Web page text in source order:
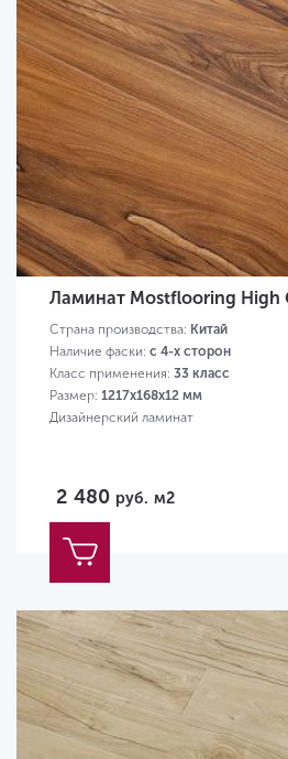
Ламинат Mostflooring High
Страна производства: Китай
Наличие фаски: с 4-х сторон
Класс применения: 33 класс
Размер: 1217х168х12 мм
Дизайнерский ламинат
2 480 руб. м2